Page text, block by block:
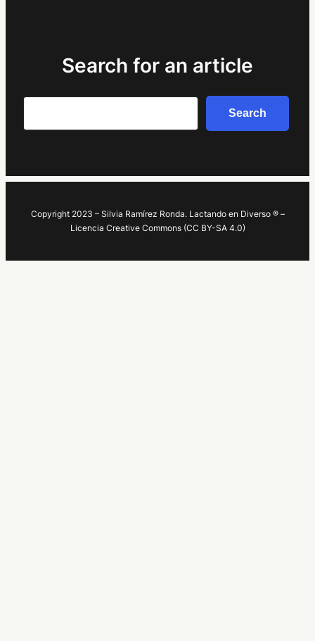
Search for an article
Search
Copyright 2023 – Silvia Ramírez Ronda. Lactando en Diverso ® –
Licencia Creative Commons (CC BY-SA 4.0)